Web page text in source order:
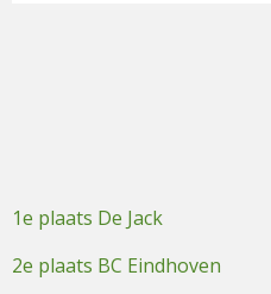
1e plaats De Jack
2e plaats BC Eindhoven